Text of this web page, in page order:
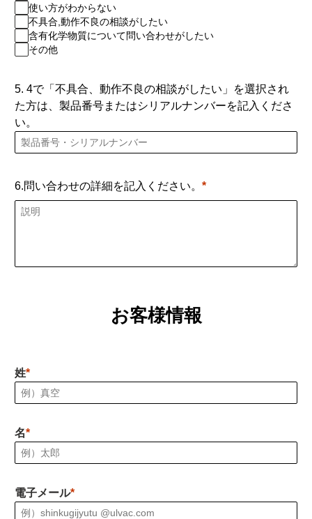
使い方がわからない
不具合,動作不良の相談がしたい
含有化学物質について問い合わせがしたい
その他
5. 4で「不具合、動作不良の相談がしたい」を選択され
た方は、製品番号またはシリアルナンバーを記入くださ
い。
6.問い合わせの詳細を記入ください。
お客様情報
姓
名
電子メール